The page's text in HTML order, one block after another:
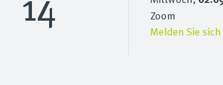
Zoom
Melden Sie